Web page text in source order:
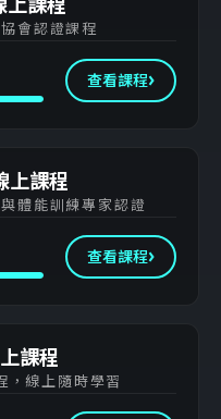
上課程
會認證課程
查看課程
上課程
體能訓練專家認證
查看課程
課程
，線上隨時學習